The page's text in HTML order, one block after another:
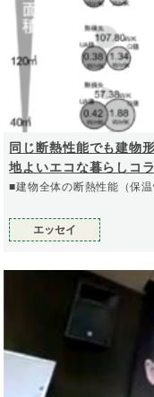
同じ断熱性能でも建物
地よいエコな暮らしコ
■建物全体の断熱性能（保
エッセイ